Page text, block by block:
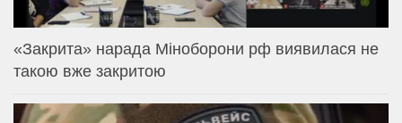
«Закрита» нарада Міноборони рф виявилася не
такою вже закритою